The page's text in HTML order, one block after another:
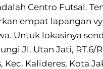
Centro Futsal.
empat lapangan
Untuk lokasinya
Jl. Utan Jati, RT.6/
Kec. Kalideres, Kota